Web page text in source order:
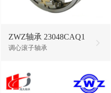
ZWZ轴承 23048CAQ1
调心滚子轴承